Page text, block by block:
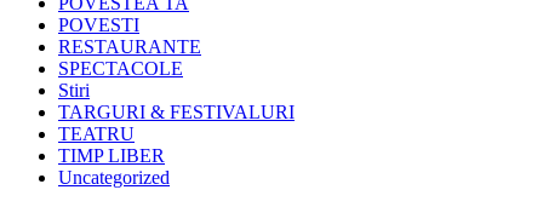
POVESTI
RESTAURANTE
SPECTACOLE
Stiri
TARGURI & FESTIVALURI
TEATRU
TIMP LIBER
Uncategorized